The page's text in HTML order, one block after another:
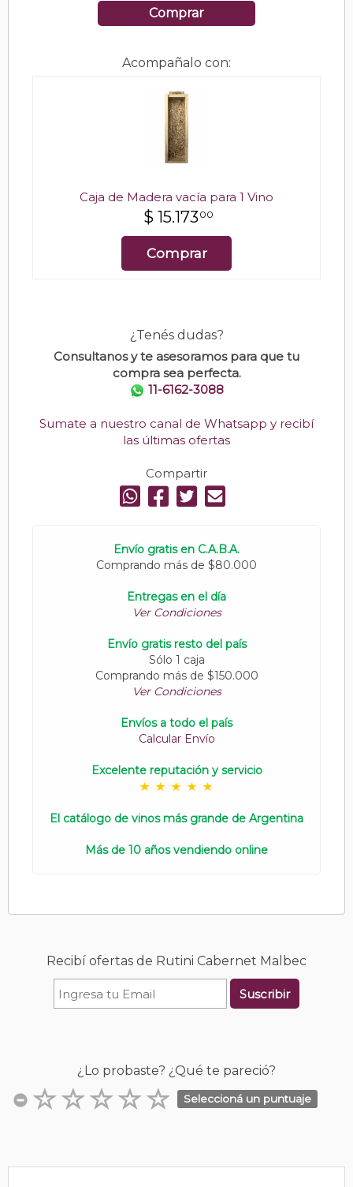
Comprar
Acompañalo con:
Caja de Madera vacía para 1 Vino
$ 15.173 00
Comprar
¿Tenés dudas?
Consultanos y te asesoramos para que tu
compra sea perfecta.
11-6162-3088
Sumate a nuestro canal de Whatsapp y recibí
las últimas ofertas
Compartir
Envío gratis en C.A.B.A.
Comprando más de $80.000
Entregas en el día
Ver Condiciones
Envío gratis resto del país
Sólo 1 caja
Comprando más de $150.000
Ver Condiciones
Envíos a todo el país
Calcular Envío
Excelente reputación y servicio
El catálogo de vinos más grande de Argentina
Más de 10 años vendiendo online
Recibí ofertas de Rutini Cabernet Malbec
Suscribir
¿Lo probaste? ¿Qué te pareció?
Seleccioná un puntuaje